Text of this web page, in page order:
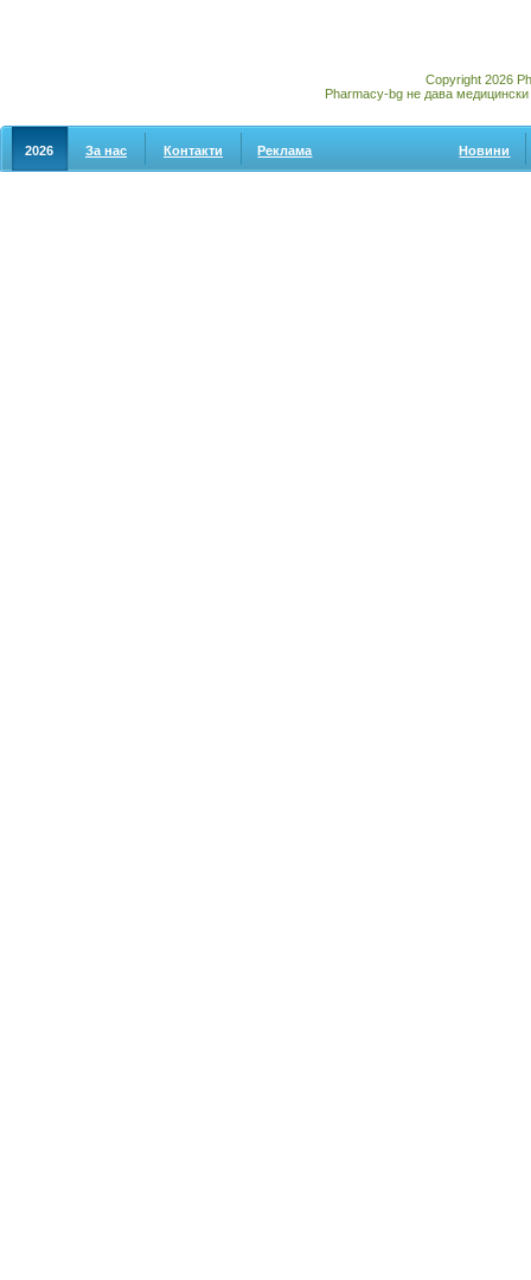
Copyright 2026
Pharmacy-bg не дава
2026 За нас Контакти Реклама Новини